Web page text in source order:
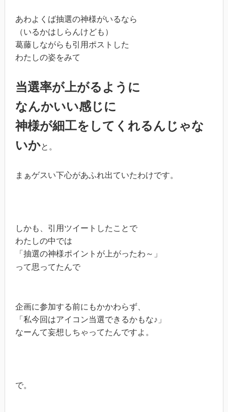
あわよくば抽選の神様がいるなら
（いるかはしらんけども）
葛藤しながらも引用ポストした
わたしの姿をみて
当選率が上がるように
なんかいい感じに
神様が細工をしてくれるんじゃな
いかと。
まぁゲスい下心があふれ出ていたわけです。
しかも、引用ツイートしたことで
わたしの中では
「抽選の神様ポイントが上がったわ～」
って思ってたんで
企画に参加する前にもかかわらず、
「私今回はアイコン当選できるかもな♪」
なーんて妄想しちゃってたんですよ。
で。